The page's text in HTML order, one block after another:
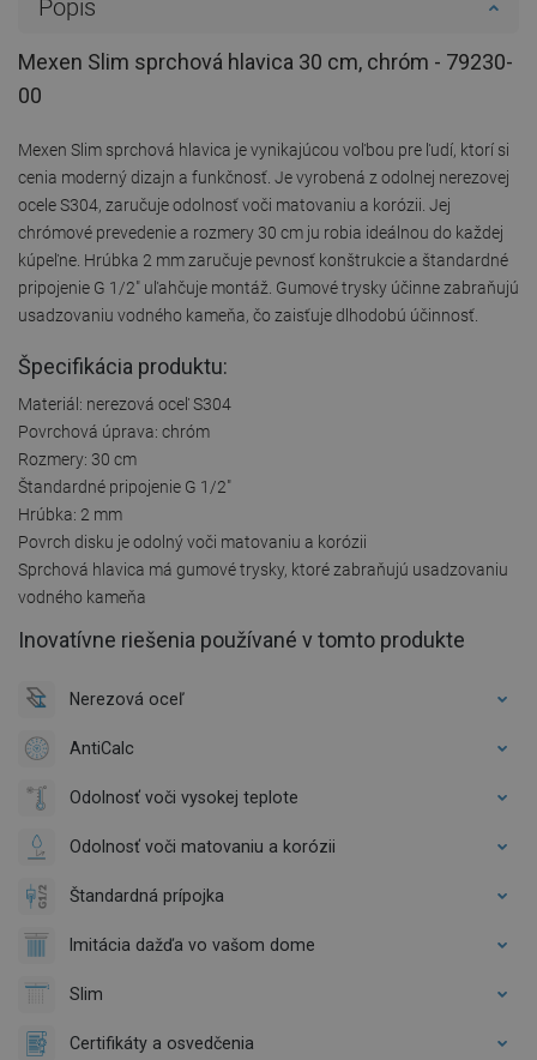
Popis
Mexen Slim sprchová hlavica 30 cm, chróm - 79230-
00
Mexen Slim sprchová hlavica je vynikajúcou voľbou pre ľudí, ktorí si
cenia moderný dizajn a funkčnosť. Je vyrobená z odolnej nerezovej
ocele S304, zaručuje odolnosť voči matovaniu a korózii. Jej
chrómové prevedenie a rozmery 30 cm ju robia ideálnou do každej
kúpeľne. Hrúbka 2 mm zaručuje pevnosť konštrukcie a štandardné
pripojenie G 1/2" uľahčuje montáž. Gumové trysky účinne zabraňujú
usadzovaniu vodného kameňa, čo zaisťuje dlhodobú účinnosť.
Špecifikácia produktu:
Materiál: nerezová oceľ S304
Povrchová úprava: chróm
Rozmery: 30 cm
Štandardné pripojenie G 1/2"
Hrúbka: 2 mm
Povrch disku je odolný voči matovaniu a korózii
Sprchová hlavica má gumové trysky, ktoré zabraňujú usadzovaniu
vodného kameňa
Inovatívne riešenia používané v tomto produkte
Nerezová oceľ
AntiCalc
Odolnosť voči vysokej teplote
Odolnosť voči matovaniu a korózii
Štandardná prípojka
Imitácia dažďa vo vašom dome
Slim
Certifikáty a osvedčenia